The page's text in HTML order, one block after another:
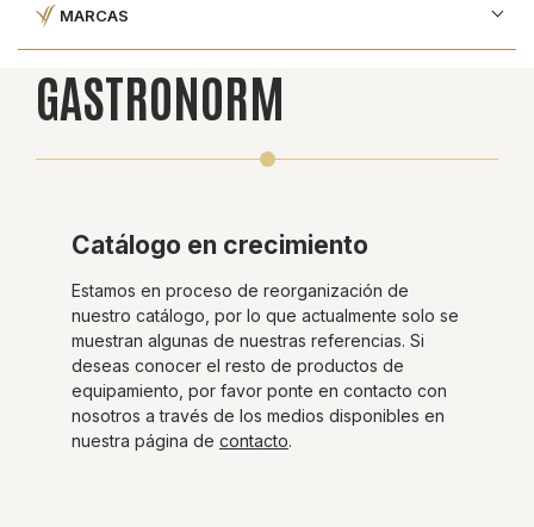
MARCAS
GASTRONORM
Catálogo en crecimiento
Estamos en proceso de reorganización de
nuestro catálogo, por lo que actualmente solo se
muestran algunas de nuestras referencias. Si
deseas conocer el resto de productos de
equipamiento, por favor ponte en contacto con
nosotros a través de los medios disponibles en
nuestra página de contacto.